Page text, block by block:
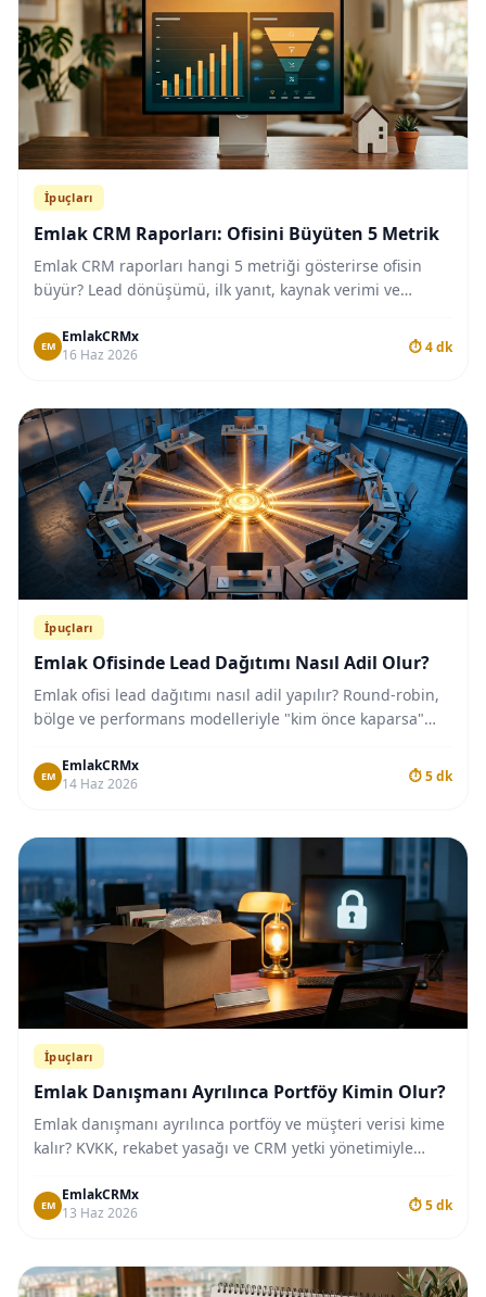
İpuçları
Emlak CRM Raporları: Ofisini Büyüten 5 Metrik
Emlak CRM raporları hangi 5 metriği gösterirse ofisin
büyür? Lead dönüşümü, ilk yanıt, kaynak verimi ve
EM
EmlakCRMx
16 Haz 2026
⏱ 4 dk
İpuçları
Emlak Ofisinde Lead Dağıtımı Nasıl Adil Olur?
Emlak ofisi lead dağıtımı nasıl adil yapılır? Round-robin,
bölge ve performans modelleriyle "kim önce kaparsa"
EM
EmlakCRMx
14 Haz 2026
⏱ 5 dk
İpuçları
Emlak Danışmanı Ayrılınca Portföy Kimin Olur?
Emlak danışmanı ayrılınca portföy ve müşteri verisi kime
kalır? KVKK, rekabet yasağı ve CRM yetki yönetimiyle
EM
EmlakCRMx
13 Haz 2026
⏱ 5 dk